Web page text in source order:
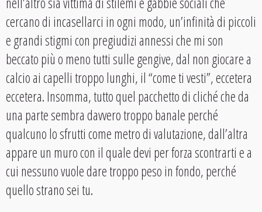
cercano di incasellarci in ogni modo, un’infinità di piccoli
e grandi stigmi con pregiudizi annessi che mi son
beccato più o meno tutti sulle gengive, dal non giocare a
calcio ai capelli troppo lunghi, il “come ti vesti”, eccetera
eccetera. Insomma, tutto quel pacchetto di cliché che da
una parte sembra davvero troppo banale perché
qualcuno lo sfrutti come metro di valutazione, dall’altra
appare un muro con il quale devi per forza scontrarti e a
cui nessuno vuole dare troppo peso in fondo, perché
quello strano sei tu.